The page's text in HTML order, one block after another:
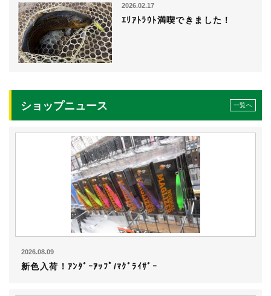
2026.02.17
ｴﾘｱﾄﾗｳﾄ満喫できました！
ショップニュース 一覧へ
2026.08.09
新色入荷！ｱﾝﾀﾞｰｱｯﾌﾟ/ﾏｸﾞﾗｲｻﾞｰ